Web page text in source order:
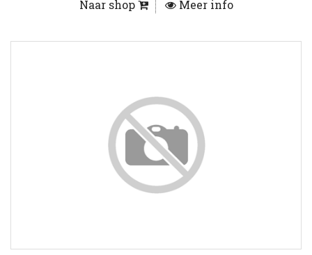
Naar shop Meer info